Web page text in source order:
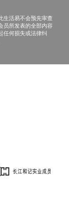
用期为12个
cm (D)
阔) x 6.9cm
生活易不会预先审查
员所发表的全部内容
任何损失或法律纠